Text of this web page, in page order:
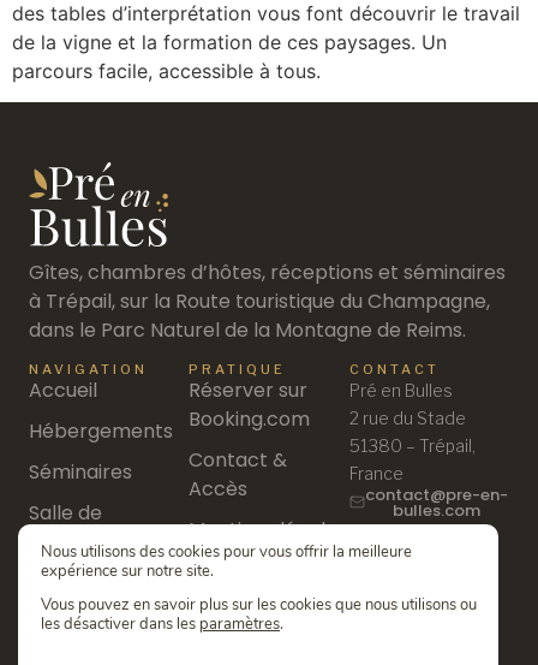
des tables d’interprétation vous font découvrir le travail
de la vigne et la formation de ces paysages. Un
parcours facile, accessible à tous.
Gîtes, chambres d’hôtes, réceptions et séminaires
à Trépail, sur la Route touristique du Champagne,
dans le Parc Naturel de la Montagne de Reims.
NAVIGATION
Accueil
Hébergements
Séminaires
Salle de
réception
Découvrir
PRATIQUE
Réserver sur
Booking.com
Contact &
Accès
Mentions légales
Politique de
confidentialité
CONTACT
Pré en Bulles
2 rue du Stade
51380 – Trépail,
France
contact@pre-en-
bulles.com
03 26 53 50 00
Nous utilisons des cookies pour vous offrir la meilleure
expérience sur notre site.
Vous pouvez en savoir plus sur les cookies que nous utilisons ou
les désactiver dans les paramètres.